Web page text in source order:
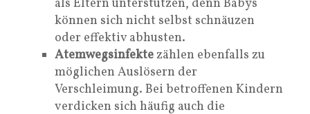
als Eltern unterstützen, denn Babys
können sich nicht selbst schnäuzen
oder effektiv abhusten.
Atemwegsinfektezählen ebenfalls zu
möglichen Auslösern der
Verschleimung. Bei betroffenen Kindern
verdicken sich häufig auch die